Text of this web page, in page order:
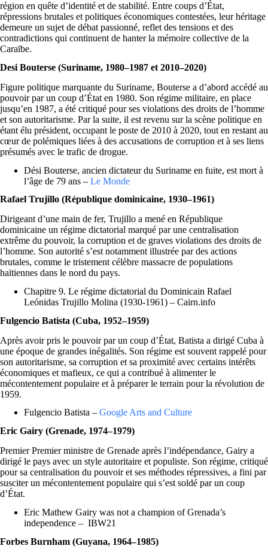
région en quête d’identité et de stabilité. Entre coups d’État,
répressions brutales et politiques économiques contestées, leur héritage
demeure un sujet de débat passionné, reflet des tensions et des
contradictions qui continuent de hanter la mémoire collective de la
Caraïbe.
Desi Bouterse (Suriname, 1980–1987 et 2010–2020)
Figure politique marquante du Suriname, Bouterse a d’abord accédé au
pouvoir par un coup d’État en 1980. Son régime militaire, en place
jusqu’en 1987, a été critiqué pour ses violations des droits de l’homme
et son autoritarisme. Par la suite, il est revenu sur la scène politique en
étant élu président, occupant le poste de 2010 à 2020, tout en restant au
cœur de polémiques liées à des accusations de corruption et à ses liens
présumés avec le trafic de drogue.
Dési Bouterse, ancien dictateur du Suriname en fuite, est mort à
l’âge de 79 ans – Le Monde
Rafael Trujillo (République dominicaine, 1930–1961)
Dirigeant d’une main de fer, Trujillo a mené en République
dominicaine un régime dictatorial marqué par une centralisation
extrême du pouvoir, la corruption et de graves violations des droits de
l’homme. Son autorité s’est notamment illustrée par des actions
brutales, comme le tristement célèbre massacre de populations
haïtiennes dans le nord du pays.
Chapitre 9. Le régime dictatorial du Dominicain Rafael
Leónidas Trujillo Molina (1930-1961) – Cairn.info
Fulgencio Batista (Cuba, 1952–1959)
Après avoir pris le pouvoir par un coup d’État, Batista a dirigé Cuba à
une époque de grandes inégalités. Son régime est souvent rappelé pour
son autoritarisme, sa corruption et sa proximité avec certains intérêts
économiques et mafieux, ce qui a contribué à alimenter le
mécontentement populaire et à préparer le terrain pour la révolution de
1959.
Fulgencio Batista – Google Arts and Culture
Eric Gairy (Grenade, 1974–1979)
Premier Premier ministre de Grenade après l’indépendance, Gairy a
dirigé le pays avec un style autoritaire et populiste. Son régime, critiqué
pour sa centralisation du pouvoir et ses méthodes répressives, a fini par
susciter un mécontentement populaire qui s’est soldé par un coup
d’État.
Eric Mathew Gairy was not a champion of Grenada’s
independence – IBW21
Forbes Burnham (Guyana, 1964–1985)